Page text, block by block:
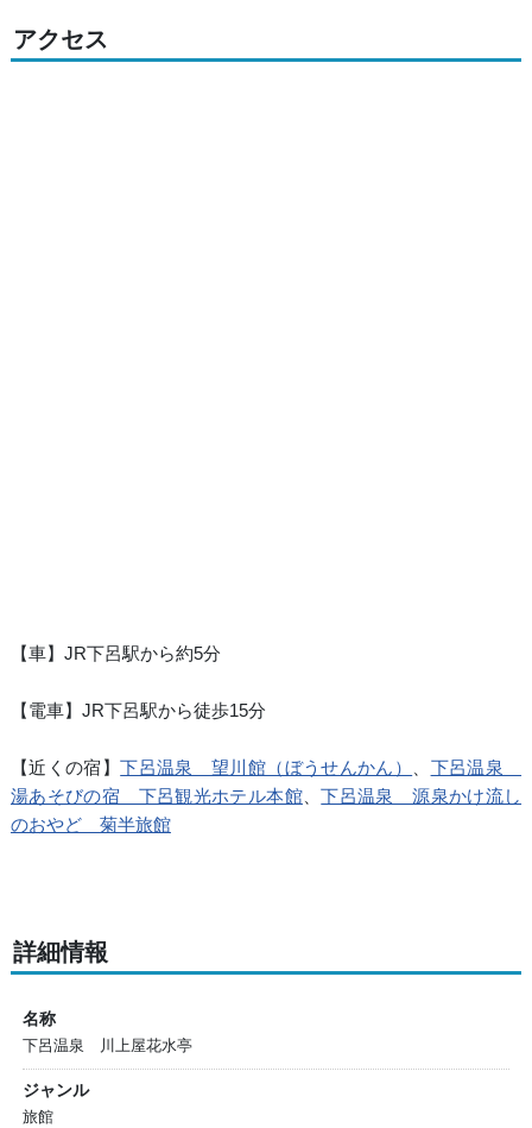
アクセス
【車】JR下呂駅から約5分
【電車】JR下呂駅から徒歩15分
【近くの宿】下呂温泉 望川館（ぼうせんかん）
下呂温泉
湯あそびの宿 下呂観光ホテル本館、下呂温泉 源泉かけ流し
のおやど 菊半旅館
詳細情報
名称
下呂温泉 川上屋花水亭
ジャンル
旅館